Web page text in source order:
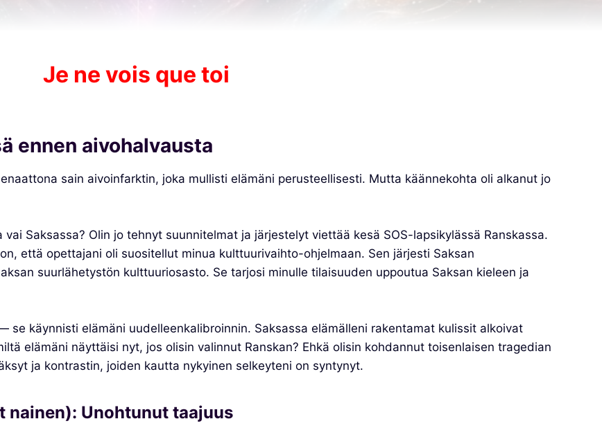
Je ne vois que toi
ennen aivohalvausta
sain aivoinfarktin, joka mullisti elämäni perusteellisesti. Mutta käännekohta oli alkanut jo
Saksassa? Olin jo tehnyt suunnitelmat ja järjestelyt viettää kesä SOS-lapsikylässä Ranskassa.
että opettajani oli suositellut minua kulttuurivaihto-ohjelmaan. Sen järjesti Saksan
suurlähetystön kulttuuriosasto. Se tarjosi minulle tilaisuuden uppoutua Saksan kieleen ja
käynnisti elämäni uudelleenkalibroinnin. Saksassa elämälleni rakentamat kulissit alkoivat
elämäni näyttäisi nyt, jos olisin valinnut Ranskan? Ehkä olisin kohdannut toisenlaisen tragedian
ja kontrastin, joiden kautta nykyinen selkeyteni on syntynyt.
nainen): Unohtunut taajuus